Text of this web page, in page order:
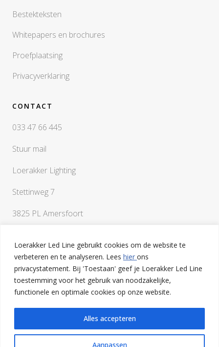
Loerakker Led Line gebruikt cookies om de website te
verbeteren en te analyseren. Lees hier ons
privacystatement. Bij 'Toestaan' geef je Loerakker Led Line
toestemming voor het gebruik van noodzakelijke,
functionele en optimale cookies op onze website.
Aanpassen
Alles accepteren
Bestekteksten
Whitepapers en brochures
Proefplaatsing
Privacyverklaring
CONTACT
033 47 66 445
Stuur mail
Loerakker Lighting
Stettinweg 7
3825 PL Amersfoort
Als je vragen hebt of een klankbord nodig hebt bij het
uitwerken van je ideeën, ben je van harte welkom op onze
lichtstudio in Amersfoort